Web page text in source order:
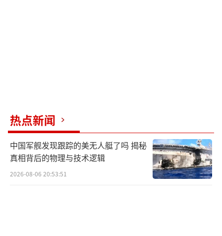
热点新闻
中国军舰发现跟踪的美无人艇了吗 揭秘
真相背后的物理与技术逻辑
2026-08-06 20:53:51